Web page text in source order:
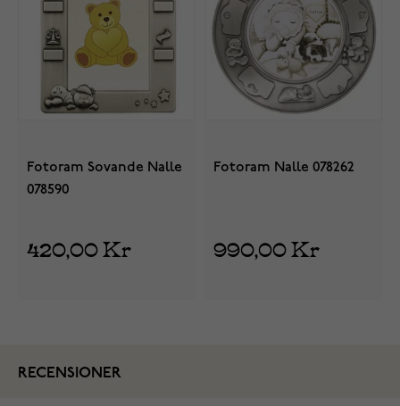
Fotoram Sovande Nalle
078590
420,00 Kr
Fotoram Nalle 078262
990,00 Kr
RECENSIONER